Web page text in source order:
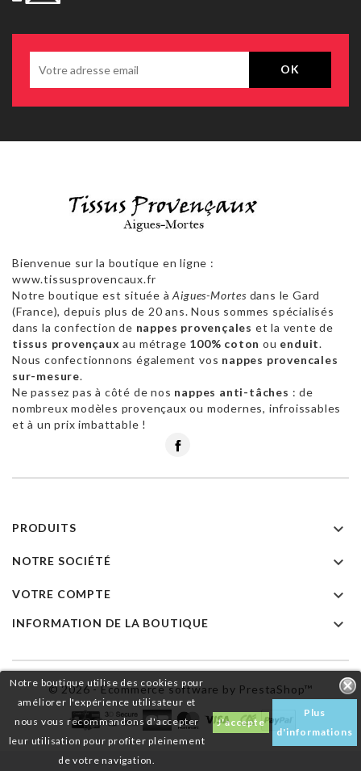
Notre boutique utilise des cookies pour
améliorer l'expérience utilisateur et
nous vous recommandons d'accepter
leur utilisation pour profiter pleinement
de votre navigation.
J'accepte
Plus
d'informations
Bienvenue sur la boutique en ligne :
www.tissusprovencaux.fr
Notre boutique est située àAigues-Mortes dans le Gard
(France), depuis plus de 20 ans. Nous sommes spécialisés
dans la confection de nappes provençales et la vente de
tissus provençaux au métrage 100% coton ou enduit.
Nous confectionnons également vos nappes provencales
sur-mesure.
Ne passez pas à côté de nos nappes anti-tâches : de
nombreux modèles provençaux ou modernes, infroissables
et à un prix imbattable !
PRODUITS 
NOTRE SOCIÉTÉ 
VOTRE COMPTE 
INFORMATION DE LA BOUTIQUE 
© 2026 - Ecommerce software by PrestaShop™